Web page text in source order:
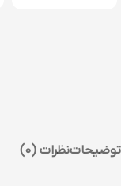
توضیحاتنظرات (0)